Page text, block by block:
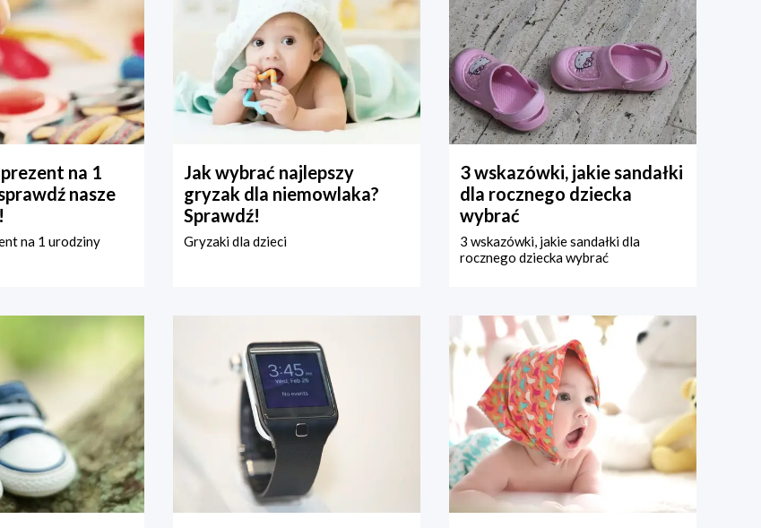
na 1
nasze
na 1 urodziny
Jak wybrać najlepszy
gryzak dla niemowlaka?
Sprawdź!
Gryzaki dla dzieci
3 wskazówki, jakie sandałki
dla rocznego dziecka
wybrać
3 wskazówki, jakie sandałki dla
rocznego dziecka wybrać